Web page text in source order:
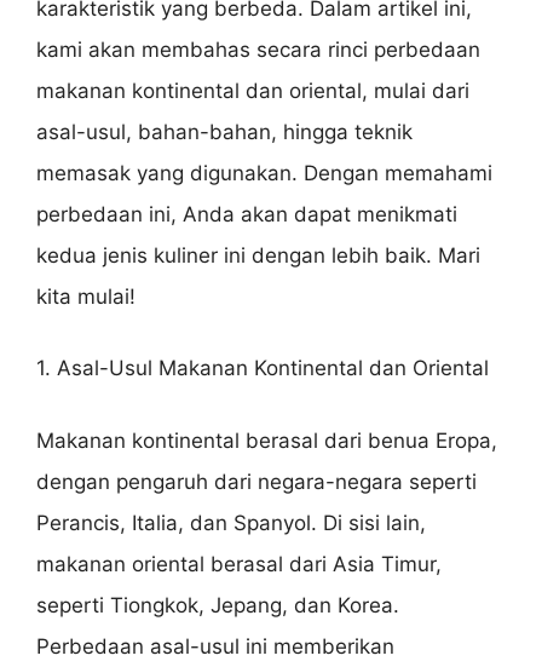
karakteristik yang berbeda. Dalam artikel ini,
kami akan membahas secara rinci perbedaan
makanan kontinental dan oriental, mulai dari
asal-usul, bahan-bahan, hingga teknik
memasak yang digunakan. Dengan memahami
perbedaan ini, Anda akan dapat menikmati
kedua jenis kuliner ini dengan lebih baik. Mari
kita mulai!
1. Asal-Usul Makanan Kontinental dan Oriental
Makanan kontinental berasal dari benua Eropa,
dengan pengaruh dari negara-negara seperti
Perancis, Italia, dan Spanyol. Di sisi lain,
makanan oriental berasal dari Asia Timur,
seperti Tiongkok, Jepang, dan Korea.
Perbedaan asal-usul ini memberikan